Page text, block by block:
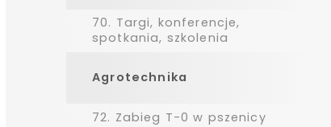
70. Targi, konferencje,
spotkania, szkolenia
Agrotechnika
72. Zabieg T-0 w pszenicy